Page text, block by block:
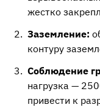
жестко
Заземление:
контуру
Соблюдение
нагрузка —
привести к